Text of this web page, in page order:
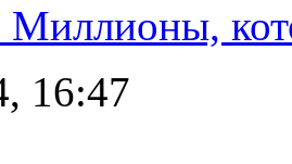
Миллионы,
16:47